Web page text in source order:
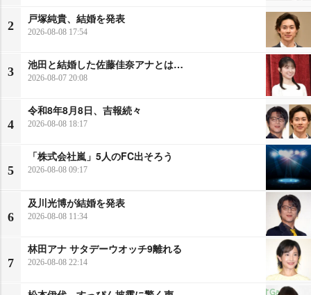
2
戸塚純貴、結婚を発表
2026-08-08 17:54
3
池田と結婚した佐藤佳奈アナとは…
2026-08-07 20:08
4
令和8年8月8日、吉報続々
2026-08-08 18:17
5
「株式会社嵐」5人のFC出そろう
2026-08-08 09:17
6
及川光博が結婚を発表
2026-08-08 11:34
7
林田アナ サタデーウオッチ9離れる
2026-08-08 22:14